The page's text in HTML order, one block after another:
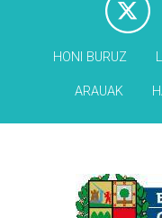
HONI BURUZ
ARAUAK